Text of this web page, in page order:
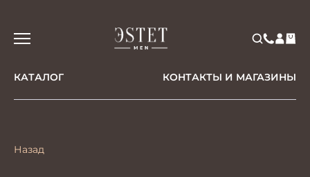
КАТАЛОГ КОНТАКТЫ И МАГАЗИНЫ
Назад